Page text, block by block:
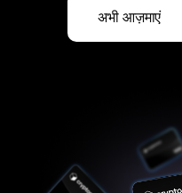
अभी आज़माएं